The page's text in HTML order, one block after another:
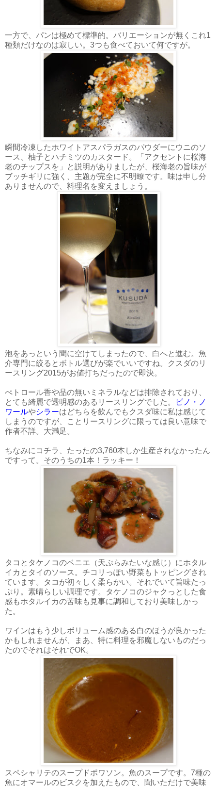
一方で、パンは極めて標準的。バリエーションが無くこれ1
種類だけなのは寂しい。3つも食べておいて何ですが。
瞬間冷凍したホワイトアスパラガスのパウダーにウニのソ
ース、柚子とハチミツのカスタード。「アクセントに桜海
老のチップスを」と説明がありましたが、桜海老の旨味が
ブッチギリに強く、主題が完全に不明瞭です。味は申し分
ありませんので、料理名を変えましょう。
泡をあっという間に空けてしまったので、白へと進む。魚
介専門に絞るとボトル選びが楽でいいですね。クスダのリ
ースリング2015がお値打ちだったので即決。
ぺトロール香や品の無いミネラルなどは排除されており、
とても綺麗で透明感のあるリースリングでした。
ピノ・ノ
ワールやシラーはどちらを飲んでもクスダ味に私は感じて
しまうのですが、ことリースリングに限っては良い意味で
作者不詳。大満足。
ちなみにコチラ、たったの3,760本しか生産されなかったん
ですって。そのうちの1本！ラッキー！
タコとタケノコのベニエ（天ぷらみたいな感じ）にホタル
イカとタイのソース。チコリっぽい野菜もトッピングされ
ています。タコが初々しく柔らかい。それでいて旨味たっ
ぷり。素晴らしい調理です。タケノコのジャクっとした食
感もホタルイカの苦味も見事に調和しており美味しかっ
た。
ワインはもう少しボリューム感のある白のほうが良かった
かもしれませんが、まあ、特に料理を邪魔しないものだっ
たのでそれはそれでOK。
スペシャリテのスープドポワソン。魚のスープです。7種の
魚にオマールのビスクを加えたもので、聞いただけで美味